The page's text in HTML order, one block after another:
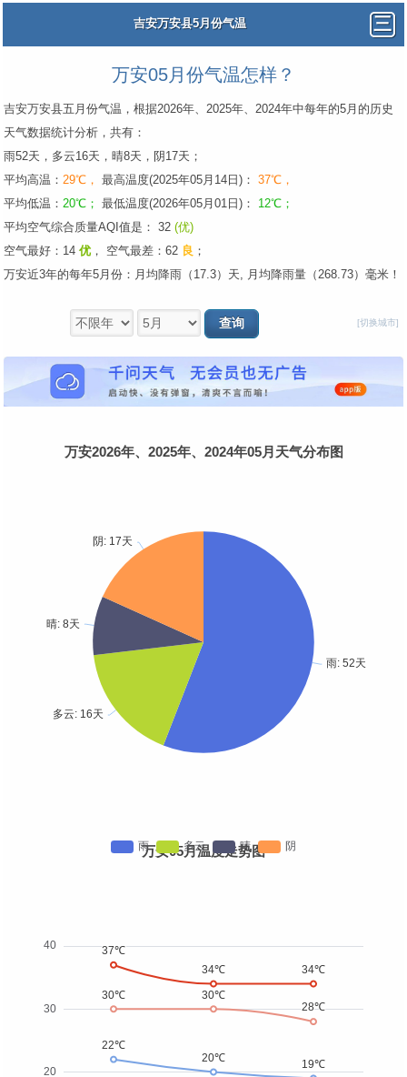
吉安万安县5月份气温
万安05月份气温怎样？
吉安万安县五月份气温，根据2026年、2025年、2024年中每年的5月的历史
天气数据统计分析，共有：
雨52天，多云16天，晴8天，阴17天；
平均高温： 29℃， 最高温度(2025年05月14日)： 37℃，
平均低温： 20℃； 最低温度(2026年05月01日)： 12℃；
平均空气综合质量AQI值是： 32 (优)
空气最好：14 优 ， 空气最差：62 良 ；
万安近3年的每年5月份：月均降雨（17.3）天, 月均降雨量（268.73）毫米！
[切换城市]
万安2026年、2025年、2024年05月天气分布图
万安05月温度走势图